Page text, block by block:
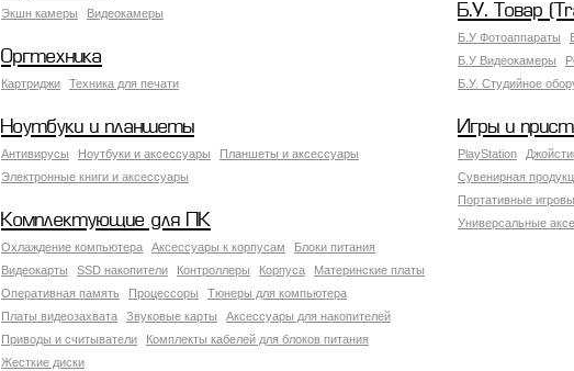
Экшн камеры Видеокамеры Б.У. Товар
Б.У Фотоаппараты
Б.У Видеокамеры
Б.У. Студийное
Оргтехника
Картриджи Техника для печати
Ноутбуки и планшеты
Антивирусы Ноутбуки и аксессуары
Планшеты и аксессуары
Электронные книги и аксессуары
Игры и
PlayStation
Сувенирная
Портативные
Универсальные
Комплектующие для ПК
Охлаждение компьютера Аксессуары к корпусам
Блоки питания
Видеокарты
SSD накопители Контроллеры Корпуса
Материнские платы
Оперативная память
Процессоры
Тюнеры для компьютера
Платы видеозахвата
Звуковые карты
Аксессуары для накопителей
Приводы и считыватели
Комплекты кабелей для блоков питания
Жесткие диски